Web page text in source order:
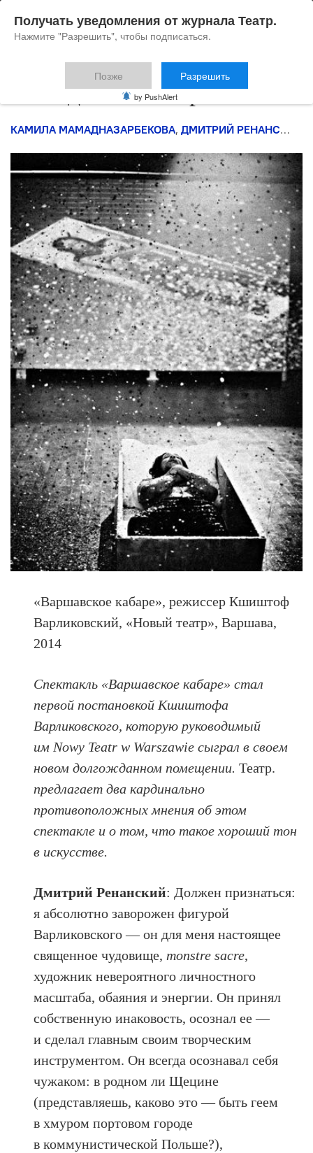
Как сделать кабаре
КАМИЛА МАМАДНАЗАРБЕКОВА, ДМИТРИЙ РЕНАНСКИЙ
«Варшавское кабаре», режиссер Кшиштоф
Варликовский, «Новый театр», Варшава,
2014
Спектакль «Варшавское кабаре» стал
первой постановкой Кшиштофа
Варликовского, которую руководимый
им Nowy Teatr w Warszawie сыграл в своем
новом долгожданном помещении.Театр.
предлагает два кардинально
противоположных мнения об этом
спектакле и о том, что такое хороший тон
в искусстве.
Дмитрий Ренанский: Должен признаться:
я абсолютно заворожен фигурой
Варликовского — он для меня настоящее
священное чудовище, monstre sacre,
художник невероятного личностного
масштаба, обаяния и энергии. Он принял
собственную инаковость, осознал ее —
и сделал главным своим творческим
инструментом. Он всегда осознавал себя
чужаком: в родном ли Щецине
(представляешь, каково это — быть геем
в хмуром портовом городе
в коммунистической Польше?),
Получать уведомления от журнала Театр.
Нажмите "Разрешить", чтобы подписаться.
Позже Разрешить
by PushAlert